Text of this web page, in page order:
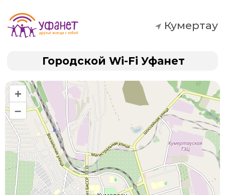
Социальный проект,
который помогает
жителям городов
оставаться на связи
+
–